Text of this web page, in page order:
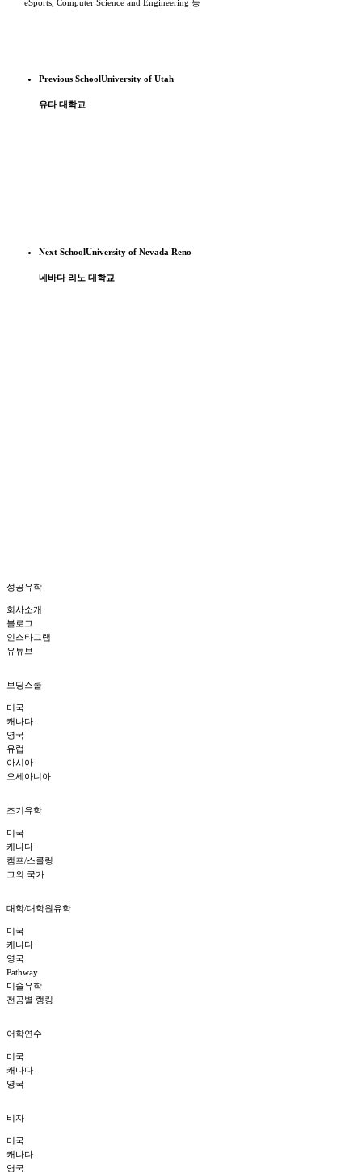
eSports, Computer Science and Engineering 등
Previous SchoolUniversity of Utah
유타 대학교
Next SchoolUniversity of Nevada Reno
네바다 리노 대학교
성공유학
회사소개
블로그
인스타그램
유튜브
보딩스쿨
미국
캐나다
영국
유럽
아시아
오세아니아
조기유학
미국
캐나다
캠프/스쿨링
그외 국가
대학/대학원유학
미국
캐나다
영국
Pathway
미술유학
전공별 랭킹
어학연수
미국
캐나다
영국
비자
미국
캐나다
영국